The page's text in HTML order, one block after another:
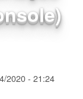
2020 - 21:24